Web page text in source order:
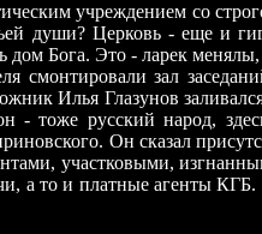
учреждением со
души? Церковь - еще и
Бога. Это - ларек
зал
Илья Глазунов
тоже русский народ,
Он сказал
участковыми,
а то и платные агенты